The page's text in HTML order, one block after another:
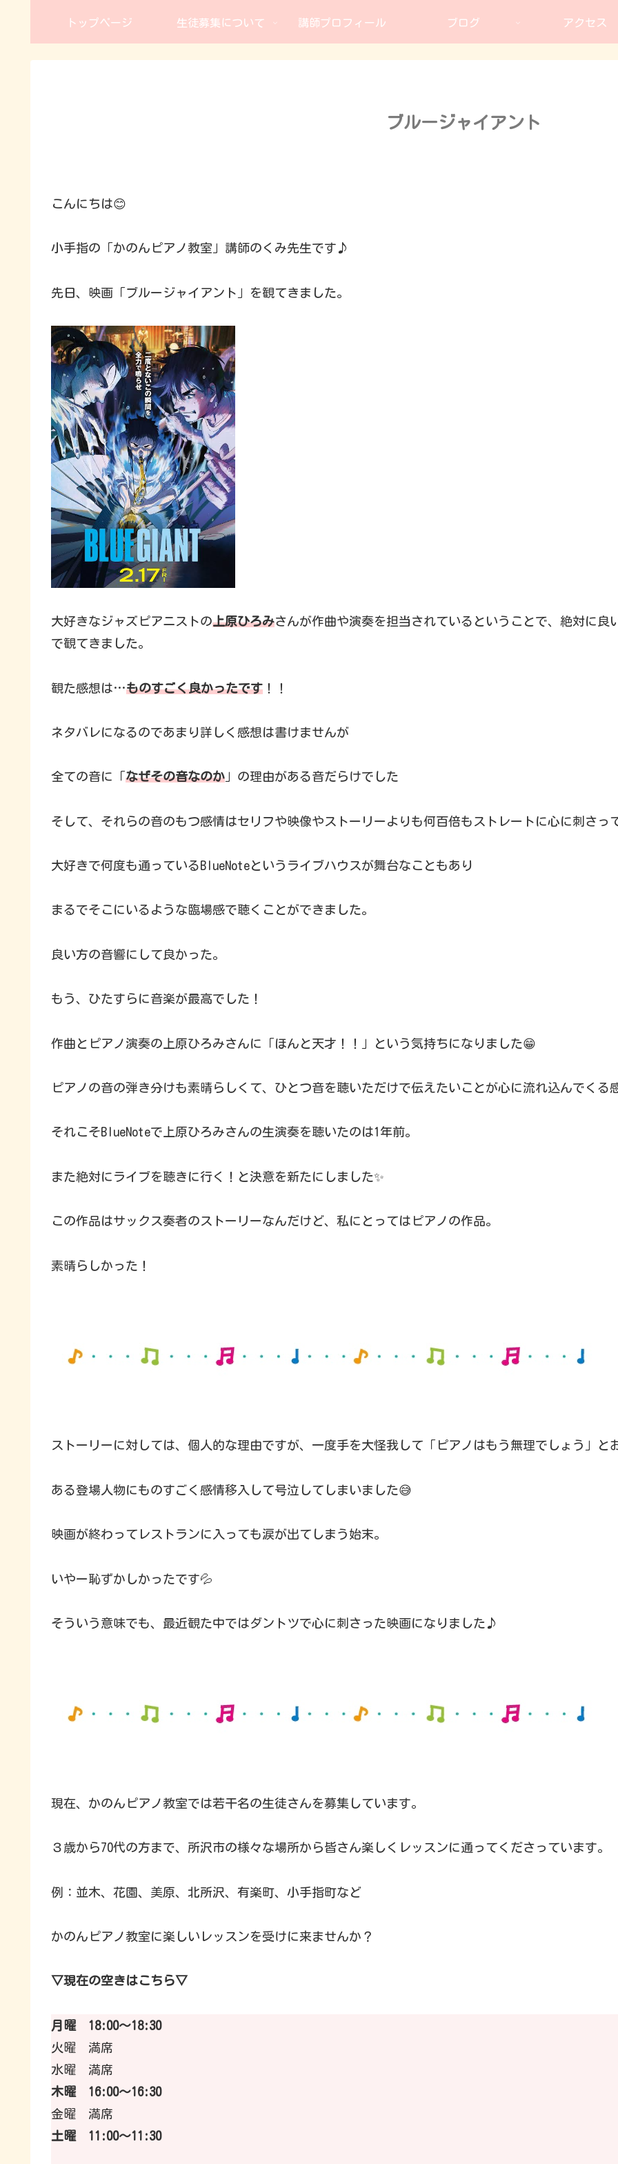
トップページ 生徒募集について 講師プロフィール ブログ アクセス
ブルージャイアント
こんにちは😊
小手指の「かのんピアノ教室」講師のくみ先生です♪
先日、映画「ブルージャイアント」を観てきました。
大好きなジャズピアニストの上原ひろみさんが作曲や演奏を担当されているということで、絶対に良
で観てきました。
観た感想は…ものすごく良かったです ！！
ネタバレになるのであまり詳しく感想は書けませんが
全ての音に「なぜその音なのか 」の理由がある音だらけでした
そして、それらの音のもつ感情はセリフや映像やストーリーよりも何百倍もストレートに心に刺さっ
大好きで何度も通っているBlueNoteというライブハウスが舞台なこともあり
まるでそこにいるような臨場感で聴くことができました。
良い方の音響にして良かった。
もう、ひたすらに音楽が最高でした！
作曲とピアノ演奏の上原ひろみさんに「ほんと天才！！」という気持ちになりました😁
ピアノの音の弾き分けも素晴らしくて、ひとつ音を聴いただけで伝えたいことが心に流れ込んでくる
それこそBlueNoteで上原ひろみさんの生演奏を聴いたのは1年前。
また絶対にライブを聴きに行く！と決意を新たにしました✨
この作品はサックス奏者のストーリーなんだけど、私にとってはピアノの作品。
素晴らしかった！
ストーリーに対しては、個人的な理由ですが、一度手を大怪我して「ピアノはもう無理でしょう」と
ある登場人物にものすごく感情移入して号泣してしまいました😅
映画が終わってレストランに入っても涙が出てしまう始末。
いやー恥ずかしかったです💦
そういう意味でも、最近観た中ではダントツで心に刺さった映画になりました♪
現在、かのんピアノ教室では若干名の生徒さんを募集しています。
３歳から70代の方まで、所沢市の様々な場所から皆さん楽しくレッスンに通ってくださっています。
例：並木、花園、美原、北所沢、有楽町、小手指町など
かのんピアノ教室に楽しいレッスンを受けに来ませんか？
▽現在の空きはこちら▽
月曜 18:00〜18:30
火曜 満席
水曜 満席
木曜 16:00〜16:30
金曜 満席
土曜 11:00〜11:30